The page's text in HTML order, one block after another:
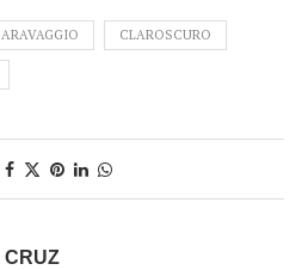
CLAROSCURO
CRUZ